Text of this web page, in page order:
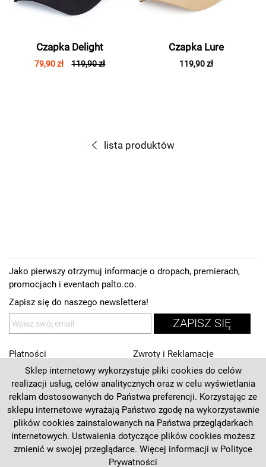
Sklep internetowy wykorzystuje pliki cookies do celów
realizacji usług, celów analitycznych oraz w celu wyświetlania
reklam dostosowanych do Państwa preferencji. Korzystając ze
sklepu internetowe wyrażają Państwo zgodę na wykorzystawnie
plików cookies zainstalowanych na Państwa przeglądarkach
internetowych. Ustwaienia dotyczące plików cookies możesz
zmienić w swojej przeglądarce. Więcej informacji w Polityce
Prywatności
Czapka Delight
79,90 zł 119,90 zł
Czapka Lure
119,90 zł
lista produktów
Jako pierwszy otrzymuj informacje o dropach, premierach,
promocjach i eventach palto.co.
Zapisz się do naszego newslettera!
ZAPISZ SIĘ
Płatności
Regulamin
Polityka prywatności
Deklaracja dostępności
Zwroty i Reklamacje
Kontakt
O nas
+48 537 125 270